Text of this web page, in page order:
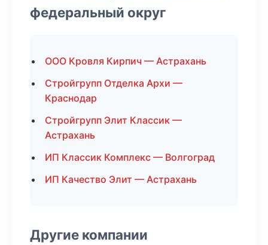
федеральный округ
ООО Кровля Кирпич — Астрахань
Стройгрупп Отделка Архи —
Краснодар
Стройгрупп Элит Классик —
Астрахань
ИП Классик Комплекс — Волгоград
ИП Качество Элит — Астрахань
Другие компании